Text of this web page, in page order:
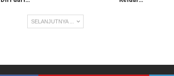
SELANJUTNYA ...